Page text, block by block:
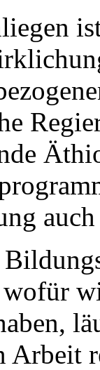
wofür
Arbeit